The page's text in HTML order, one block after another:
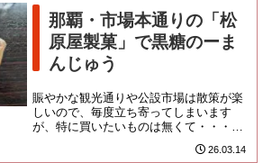
那覇・市場本通りの「松
原屋製菓」で黒糖のーま
んじゅう
賑やかな観光通りや公設市場は散策が楽
しいので、毎度立ち寄ってしまいます
が、特に買いたいものは無くて・・・で
も、この松原屋を覗くのはすごく楽しみ
にしているのよ。中国、アメリカ...26.03.14